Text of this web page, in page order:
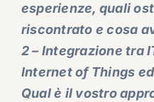
esperienze, quali
riscontrato e cosa
2 – Integrazione tra
Internet of Things
Qual è il vostro